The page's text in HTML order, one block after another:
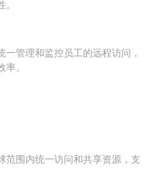
一管理和监控员工的远程访问，
。
范围内统一访问和共享资源，支